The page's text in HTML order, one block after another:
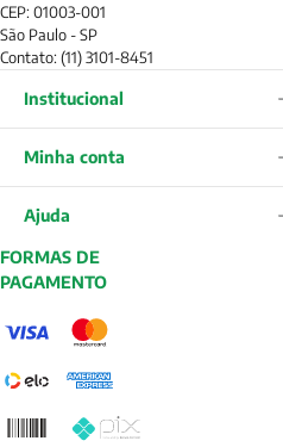
CEP: 01003-001
São Paulo - SP
Contato: (11) 3101-8451
Institucional
Minha conta
Ajuda
FORMAS DE
PAGAMENTO